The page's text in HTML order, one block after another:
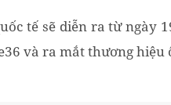
tế sẽ diễn ra từ ngày
và ra mắt thương hiệu